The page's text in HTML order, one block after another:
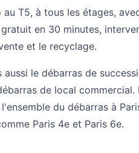
T5, à tous les étages,
en 30 minutes,
et le recyclage.
aussi le débarras de
de local commercial.
du débarras à
Paris 4e et Paris 6e.